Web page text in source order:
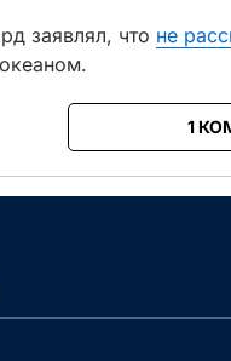
заявлял, что не
1
Сначала старые